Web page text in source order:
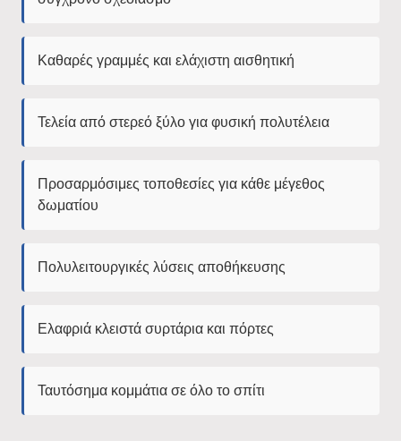
Καθαρές γραμμές και ελάχιστη αισθητική
Τελεία από στερεό ξύλο για φυσική πολυτέλεια
Προσαρμόσιμες τοποθεσίες για κάθε μέγεθος
δωματίου
Πολυλειτουργικές λύσεις αποθήκευσης
Ελαφριά κλειστά συρτάρια και πόρτες
Ταυτόσημα κομμάτια σε όλο το σπίτι